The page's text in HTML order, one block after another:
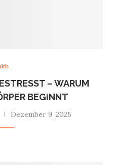
– WARUM
BEGINNT
Dezember 9, 2025